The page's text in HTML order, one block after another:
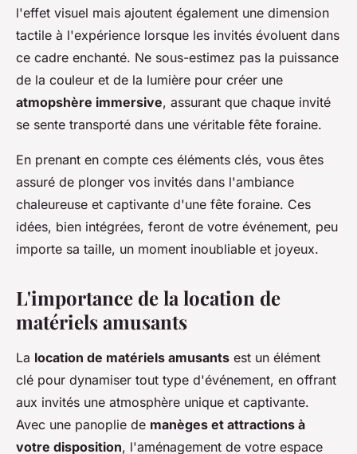
l'effet visuel mais ajoutent également une dimension
tactile à l'expérience lorsque les invités évoluent dans
ce cadre enchanté. Ne sous-estimez pas la puissance
de la couleur et de la lumière pour créer une
atmopshère immersive, assurant que chaque invité
se sente transporté dans une véritable fête foraine.
En prenant en compte ces éléments clés, vous êtes
assuré de plonger vos invités dans l'ambiance
chaleureuse et captivante d'une fête foraine. Ces
idées, bien intégrées, feront de votre événement, peu
importe sa taille, un moment inoubliable et joyeux.
L'importance de la location de
matériels amusants
La location de matériels amusants est un élément
clé pour dynamiser tout type d'événement, en offrant
aux invités une atmosphère unique et captivante.
Avec une panoplie de manèges et attractions à
votre disposition, l'aménagement de votre espace